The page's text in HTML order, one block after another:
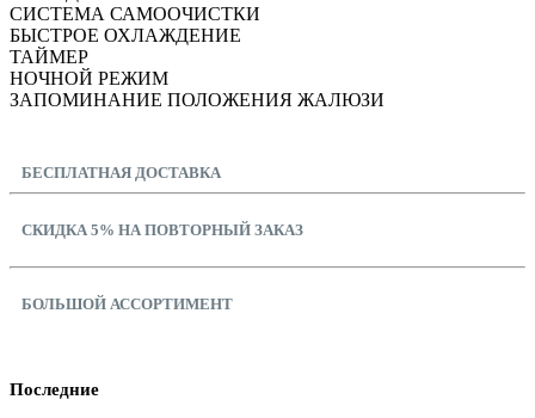
СИСТЕМА САМООЧИСТКИ
БЫСТРОЕ ОХЛАЖДЕНИЕ
ТАЙМЕР
НОЧНОЙ РЕЖИМ
ЗАПОМИНАНИЕ ПОЛОЖЕНИЯ ЖАЛЮЗИ
БЕСПЛАТНАЯ ДОСТАВКА
СКИДКА 5% НА ПОВТОРНЫЙ ЗАКАЗ
БОЛЬШОЙ АССОРТИМЕНТ
Последние